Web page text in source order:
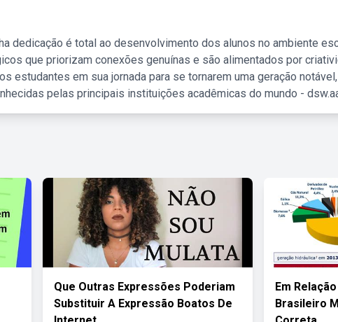
dedicação é total ao desenvolvimento dos alunos no ambiente
que priorizam conexões genuínas e são alimentados por
estudantes em sua jornada para se tornarem uma geração
pelas principais instituições acadêmicas do mundo -
Que Outras Expressões Poderiam
Substituir A Expressão Boatos De
Em
Brasileiro